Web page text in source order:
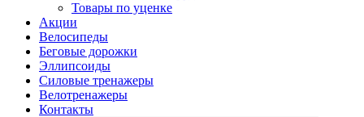
Товары по уценке
Акции
Велосипеды
Беговые дорожки
Эллипсоиды
Силовые тренажеры
Велотренажеры
Контакты